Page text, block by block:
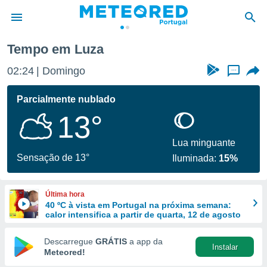
da
foi
fornecidas
a este
das
e
forma
digital
Tempo em Luza
02:24 Domingo ...
Parcialmente nublado
13°
Sensação de 13°
Lua minguante
Iluminada: 15%
Última hora
40 ºC à vista em Portugal na próxima semana:
calor intensifica a partir de quarta, 12 de agosto
Descarregue GRÁTIS a app da
Meteored!
Instalar